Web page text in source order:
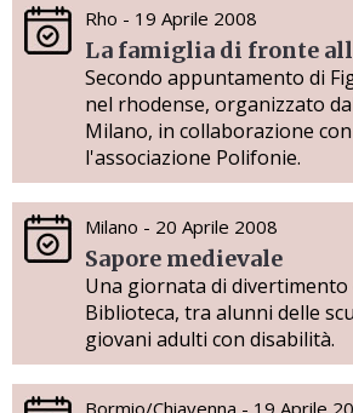
Rho - 19 Aprile 2008
La famiglia di fronte
Secondo appuntamento di
nel rhodense, organizzato
Milano, in collaborazione
l'associazione Polifonie.
Milano - 20 Aprile 2008
Sapore medievale
Una giornata di divertimento
Biblioteca, tra alunni delle
giovani adulti con disabilità.
Bormio/Chiavenna - 19 Aprile